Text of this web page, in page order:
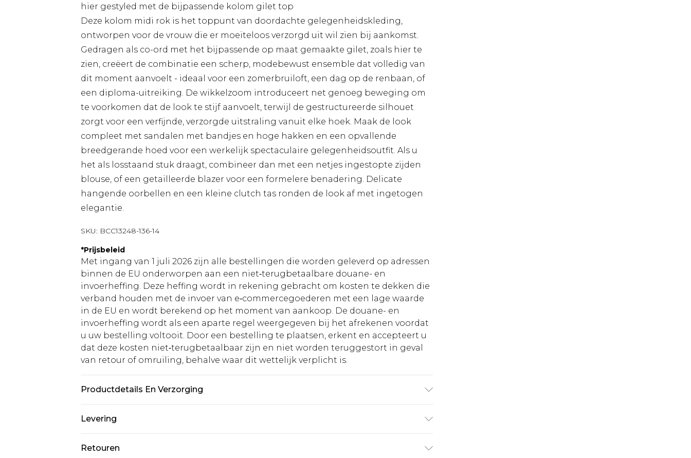
hier gestyled met de bijpassende kolom gilet top
Deze kolom midi rok is het toppunt van doordachte gelegenheidskleding,
ontworpen voor de vrouw die er moeiteloos verzorgd uit wil zien bij aankomst.
Gedragen als co-ord met het bijpassende op maat gemaakte gilet, zoals hier te
zien, creëert de combinatie een scherp, modebewust ensemble dat volledig van
dit moment aanvoelt - ideaal voor een zomerbruiloft, een dag op de renbaan, of
een diploma-uitreiking. De wikkelzoom introduceert net genoeg beweging om
te voorkomen dat de look te stijf aanvoelt, terwijl de gestructureerde silhouet
zorgt voor een verfijnde, verzorgde uitstraling vanuit elke hoek. Maak de look
compleet met sandalen met bandjes en hoge hakken en een opvallende
breedgerande hoed voor een werkelijk spectaculaire gelegenheidsoutfit. Als u
het als losstaand stuk draagt, combineer dan met een netjes ingestopte zijden
blouse, of een getailleerde blazer voor een formelere benadering. Delicate
hangende oorbellen en een kleine clutch tas ronden de look af met ingetogen
elegantie.
SKU: BCC13248-136-14
*Prijsbeleid
Met ingang van 1 juli 2026 zijn alle bestellingen die worden geleverd op adressen
binnen de EU onderworpen aan een niet‑terugbetaalbare douane- en
invoerheffing. Deze heffing wordt in rekening gebracht om kosten te dekken die
verband houden met de invoer van e‑commercegoederen met een lage waarde
in de EU en wordt berekend op het moment van aankoop. De douane- en
invoerheffing wordt als een aparte regel weergegeven bij het afrekenen voordat
u uw bestelling voltooit. Door een bestelling te plaatsen, erkent en accepteert u
dat deze kosten niet‑terugbetaalbaar zijn en niet worden teruggestort in geval
van retour of omruiling, behalve waar dit wettelijk verplicht is.
Productdetails En Verzorging
Voering: 95% Polyester. 5% Elastaan/Spandex. Alleen koel met de hand wassen.
reinigen. Model draagt maat 10
Levering
Standaardlevering Nederland
€5.99
Retouren